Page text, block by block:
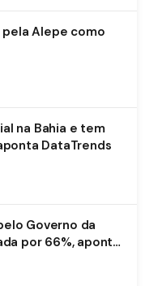
pela Alepe como
na Bahia e tem
DataTrends
Governo da
por 66%, aponta